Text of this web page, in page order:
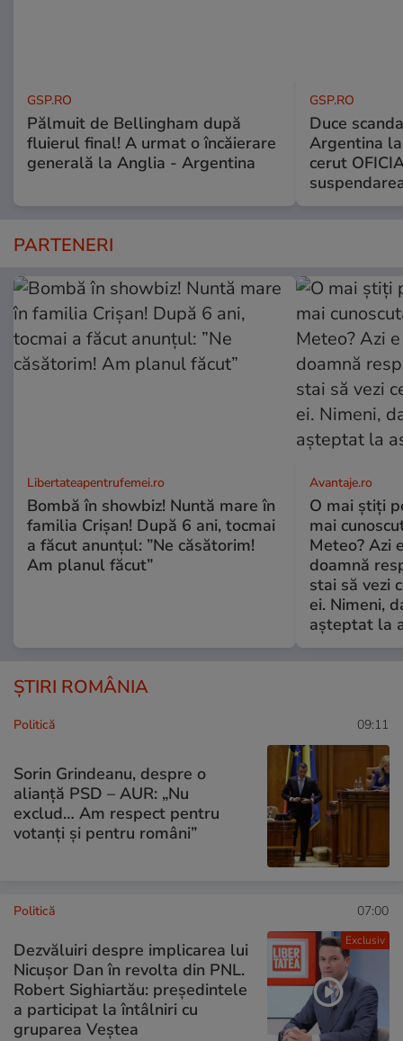
GSP.RO
Pălmuit de Bellingham după
fluierul final! A urmat o încăierare
generală la Anglia - Argentina
GSP.RO
Duce
Argentina
cerut
PARTENERI
Libertateapentrufemei.ro
Bombă în showbiz! Nuntă mare în
familia Crișan! După 6 ani, tocmai
a făcut anunțul: ”Ne căsătorim!
Am planul făcut”
Avantaje.ro
O mai știți
mai
Meteo? Azi
doamnă
stai să vezi
ei. Nimeni,
așteptat la
ȘTIRI ROMÂNIA
Politică 09:11
Sorin Grindeanu, despre o
alianță PSD – AUR: „Nu
exclud… Am respect pentru
votanți și pentru români”
Exclusiv
Politică 07:00
Dezvăluiri despre implicarea lui
Nicușor Dan în revolta din PNL.
Robert Sighiartău: președintele
a participat la întâlniri cu
gruparea Veștea